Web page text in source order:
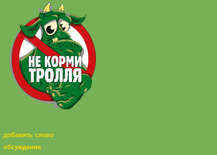
добавить слово
обсуждения